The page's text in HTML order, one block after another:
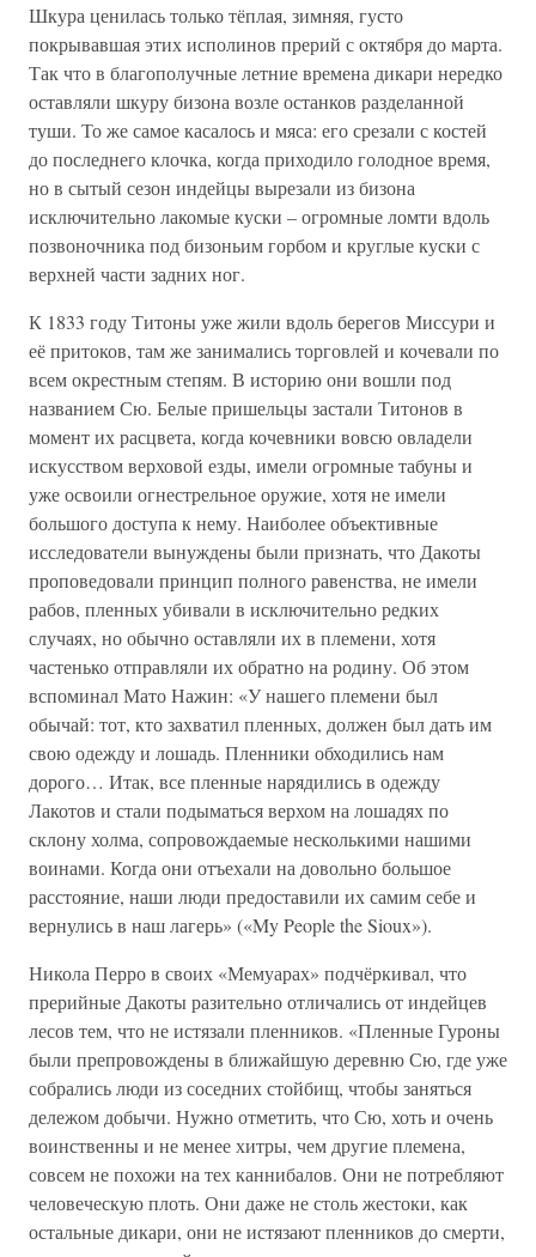
Шкура ценилась только тёплая, зимняя, густо
покрывавшая этих исполинов прерий с октября до марта.
Так что в благополучные летние времена дикари нередко
оставляли шкуру бизона возле останков разделанной
туши. То же самое касалось и мяса: его срезали с костей
до последнего клочка, когда приходило голодное время,
но в сытый сезон индейцы вырезали из бизона
исключительно лакомые куски – огромные ломти вдоль
позвоночника под бизоньим горбом и круглые куски с
верхней части задних ног.
К 1833 году Титоны уже жили вдоль берегов Миссури и
её притоков, там же занимались торговлей и кочевали по
всем окрестным степям. В историю они вошли под
названием Сю. Белые пришельцы застали Титонов в
момент их расцвета, когда кочевники вовсю овладели
искусством верховой езды, имели огромные табуны и
уже освоили огнестрельное оружие, хотя не имели
большого доступа к нему. Наиболее объективные
исследователи вынуждены были признать, что Дакоты
проповедовали принцип полного равенства, не имели
рабов, пленных убивали в исключительно редких
случаях, но обычно оставляли их в племени, хотя
частенько отправляли их обратно на родину. Об этом
вспоминал Мато Нажин: «У нашего племени был
обычай: тот, кто захватил пленных, должен был дать им
свою одежду и лошадь. Пленники обходились нам
дорого… Итак, все пленные нарядились в одежду
Лакотов и стали подыматься верхом на лошадях по
склону холма, сопровождаемые несколькими нашими
воинами. Когда они отъехали на довольно большое
расстояние, наши люди предоставили их самим себе и
вернулись в наш лагерь» («My People the Sioux»).
Никола Перро в своих «Мемуарах» подчёркивал, что
прерийные Дакоты разительно отличались от индейцев
лесов тем, что не истязали пленников. «Пленные Гуроны
были препровождены в ближайшую деревню Сю, где уже
собрались люди из соседних стойбищ, чтобы заняться
дележом добычи. Нужно отметить, что Сю, хоть и очень
воинственны и не менее хитры, чем другие племена,
совсем не похожи на тех каннибалов. Они не потребляют
человеческую плоть. Они даже не столь жестоки, как
остальные дикари, они не истязают пленников до смерти,